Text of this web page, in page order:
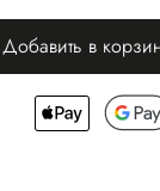
Добавить в